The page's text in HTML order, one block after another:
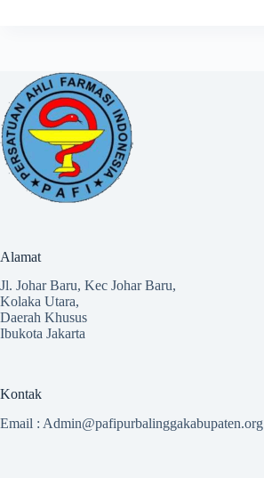
Alamat
Jl. Johar Baru, Kec Johar Baru,
Kolaka Utara,
Daerah Khusus
Ibukota Jakarta
Kontak
Email : Admin@pafipurbalinggakabupaten.org